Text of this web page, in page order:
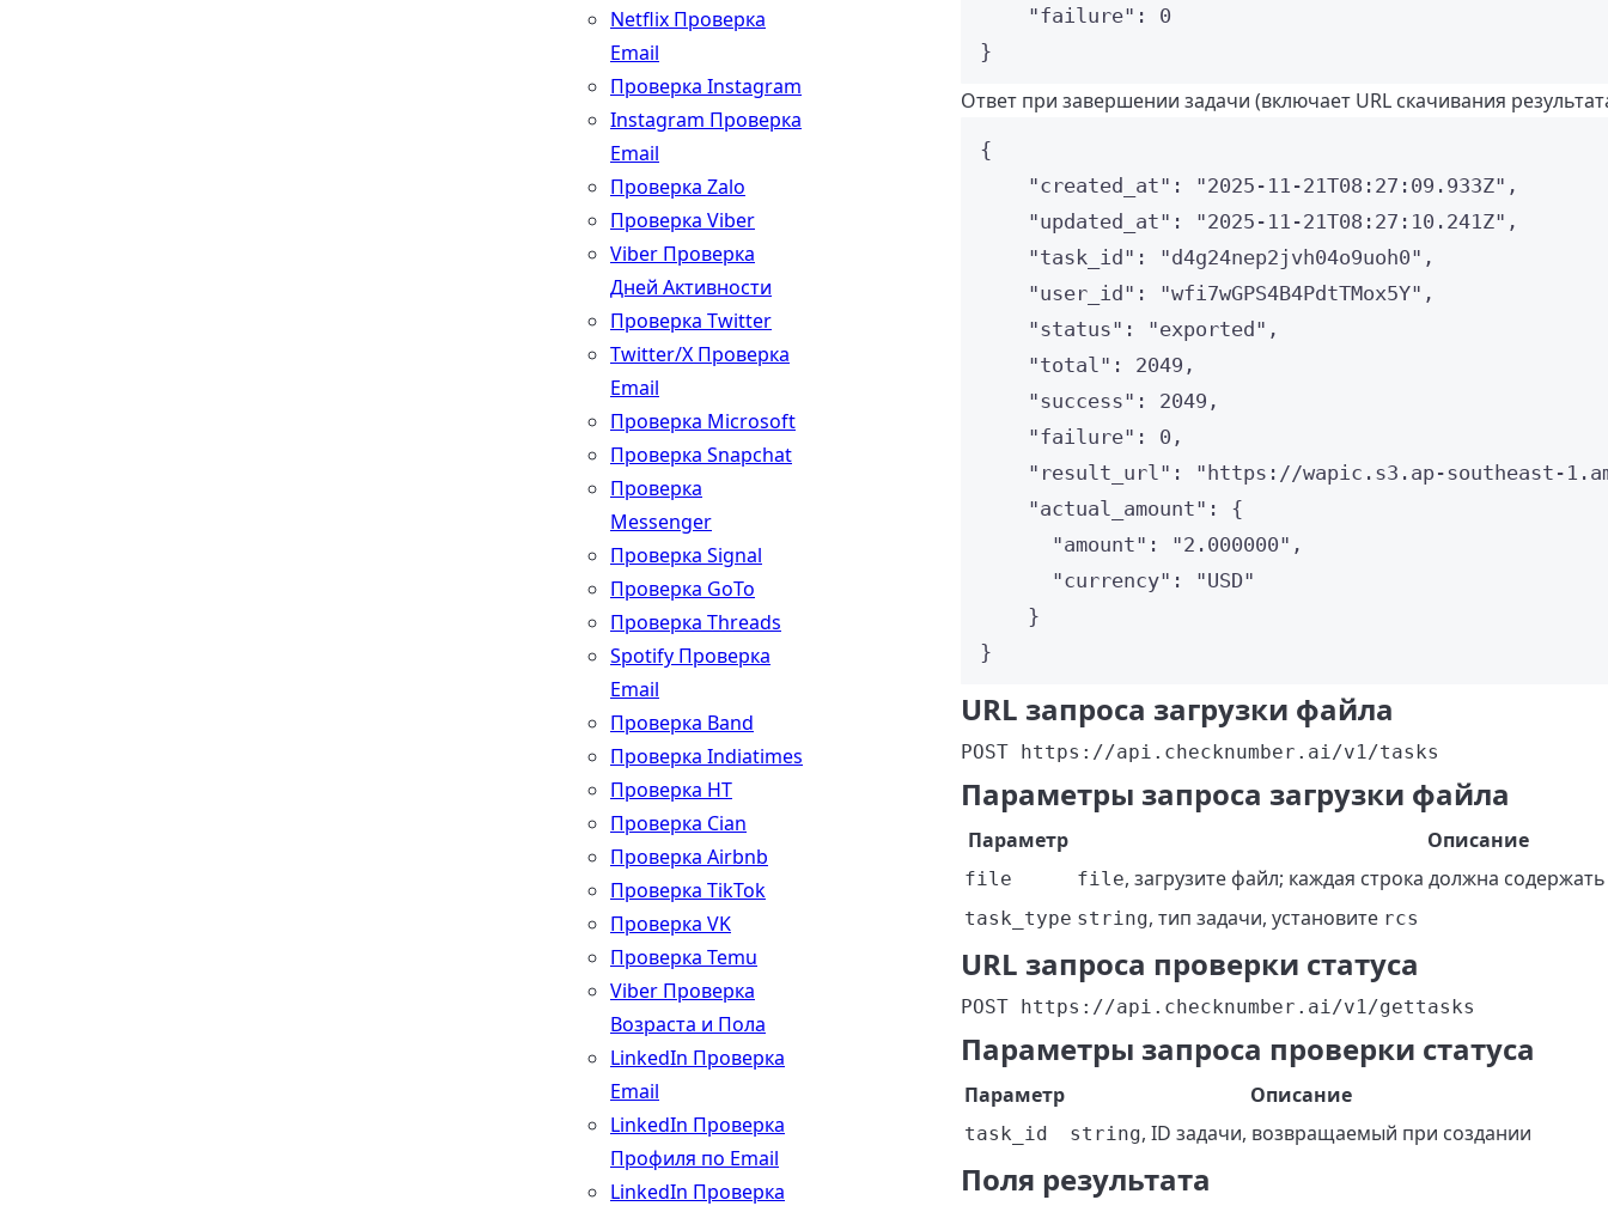
Netflix Проверка
Email
Проверка Instagram
Instagram Проверка
Email
Проверка Zalo
Проверка Viber
Viber Проверка
Дней Активности
Проверка Twitter
Twitter/X Проверка
Email
Проверка Microsoft
Проверка Snapchat
Проверка
Messenger
Проверка Signal
Проверка GoTo
Проверка Threads
Spotify Проверка
Email
Проверка Band
Проверка Indiatimes
Проверка HT
Проверка Cian
Проверка Airbnb
Проверка TikTok
Проверка VK
Проверка Temu
Viber Проверка
Возраста и Пола
LinkedIn Проверка
Email
LinkedIn Проверка
Профиля по Email
LinkedIn Проверка
"failure" : 0
}
Ответ при завершении задачи (включает URL скачивания
{
"created_at" : "2025-11-21T08:27:09.933Z" ,
"updated_at" : "2025-11-21T08:27:10.241Z" ,
"task_id" : "d4g24nep2jvh04o9uoh0" ,
"user_id" : "wfi7wGPS4B4PdtTMox5Y" ,
"status" : "exported " ,
"total" : 2049 ,
"success" : 2049 ,
"failure" : 0 ,
"result_url" : " https://wapic.s3.ap-southeast-
"actual_amount" : {
"amount" : "2.000000" ,
"currency" : "USD"
}
}
URL запроса загрузки файла
POST https://api.checknumber.ai/v1/tasks
Параметры запроса загрузки файла
Параметр Описание
file file, загрузите файл; каждая строка должна
task_type string, тип задачи, установите rcs
URL запроса проверки статуса
POST https://api.checknumber.ai/v1/gettasks
Параметры запроса проверки статуса
Параметр Описание
task_id string, ID задачи, возвращаемый при создании
Поля результата